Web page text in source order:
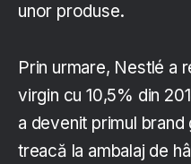
unor produse.
Prin urmare, Nestlé a
virgin cu 10,5% din
a devenit primul
treacă la ambalaj de